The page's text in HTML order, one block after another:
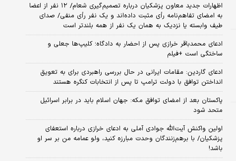
اظهارات جدید معاون پزشکیان درباره تصمیم‌گیری شعام/ ۱۲ نفر از اعضا
به امضای تفاهم‌نامه رأی مثبت داده‌اند و یک نفر رأی منفی/ صدای
طیف وابسته یا نزدیک به همان یک نفر از همه بلندتر است
ادعای محمدباقر خرازی پس از احضار به دادگاه؛ کلیپ‌ها جعلی و
ساختگی است +فیلم
ادعای گاردین: مقامات ایرانی در حال بررسی راهبردی برای به تعویق
انداختن توافق با دولت ترامپ تا پس از انتخابات کنگره هستند
پاکستان بعد از امضای توافق مکه: جهان اسلام باید در برابر اسرائیل
متحد شود
اولین واکنش آیت‌الله جوادی آملی به ادعای خرازی درباره استعفای
پزشکیان/ با برهم‌زنندگان وحدت مبارزه کنید، ولو عمامه من بر سر او
باشد!